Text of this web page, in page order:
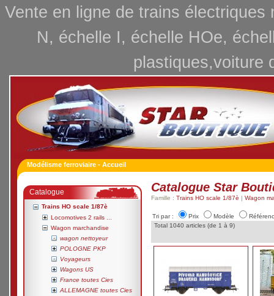
Vente en ligne de trains
N, échelle I, échelle HOe,
plastiques,voiture
Modélisme ferroviaire - Accueil
Catalogue
Trains HO scale 1/87è
Locomotives 2 rails ...
Wagon marchandise
wagon nettoyeur
POLOGNE PKP
Voyageurs
Wagons US
France toutes Cies
ALLEMAGNE toutes Cies
Catalogue Star
Famille : Trains HO scale 1/87è | Wagon
Tri par : Prix Modèle
Total 1040 articles (de 1 à 9)